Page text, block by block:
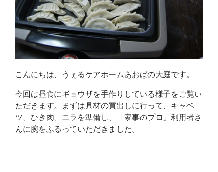
こんにちは、うぇるケアホームあおばの大庭です。
今回は昼食にギョウザを手作りしている様子をご覧い
ただきます。まずは具材の買出しに行って、キャベ
ツ、ひき肉、ニラを準備し、「家事のプロ」利用者さ
んに腕をふるっていただきました。